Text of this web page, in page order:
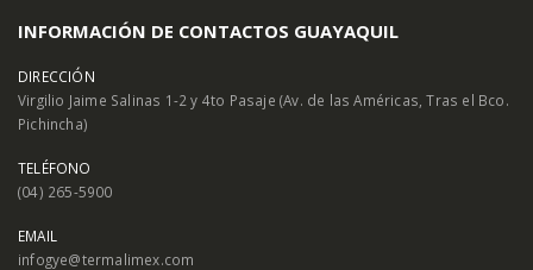
INFORMACIÓN DE CONTACTOS GUAYAQUIL
DIRECCIÓN
Virgilio Jaime Salinas 1-2 y 4to Pasaje (Av. de las Américas, Tras el Bco.
Pichincha)
TELÉFONO
(04) 265-5900
EMAIL
infogye@termalimex.com